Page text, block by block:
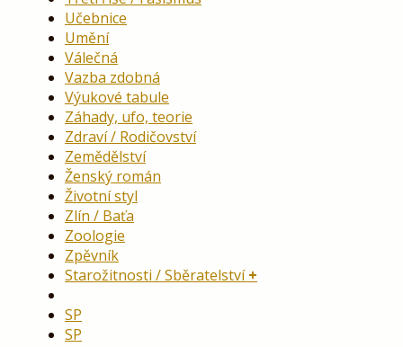
Učebnice
Umění
Válečná
Vazba zdobná
Výukové tabule
Záhady, ufo, teorie
Zdraví / Rodičovství
Zemědělství
Ženský román
Životní styl
Zlín / Baťa
Zoologie
Zpěvník
Starožitnosti / Sběratelství
SP
SP